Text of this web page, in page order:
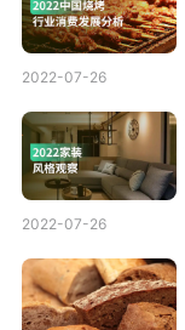
新零售大会
AllValue
智库
产品更新动态
2022-07-26
2022-07-26